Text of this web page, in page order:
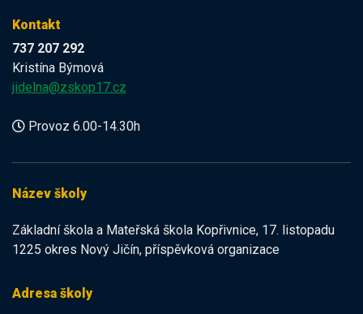
Kontakt
737 207 292
Kristína Býmová
jidelna@zskop17.cz
Provoz 6.00-14.30h
Název školy
Základní škola a Mateřská škola Kopřivnice, 17. listopadu
1225 okres Nový Jičín, příspěvková organizace
Adresa školy